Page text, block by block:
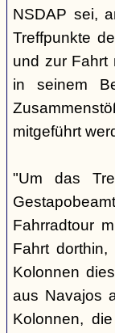
NSDAP sei,
Treffpunkte
und zur Fahrt
in seinem
mitgeführt
"Um das
Fahrradtour
Fahrt
Kolonnen
aus Navajos
Kolonnen,